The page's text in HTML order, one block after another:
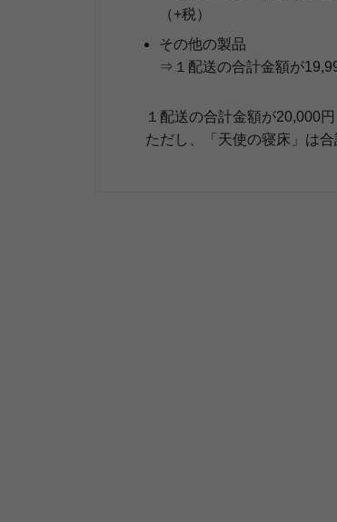
（+税）
その他の製品
⇒１配送の合計金額が
１配送の合計金額が20,000
ただし、「天使の寝床」は